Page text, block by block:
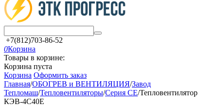
+7(812)703-86-52
0Корзина
Товары в корзине:
Корзина пуста
Корзина Оформить заказ
Главная/ОБОГРЕВ и ВЕНТИЛЯЦИЯ/Завод
Тепломаш/Тепловентиляторы/Серия CE/Тепловентилятор
КЭВ-4С40Е